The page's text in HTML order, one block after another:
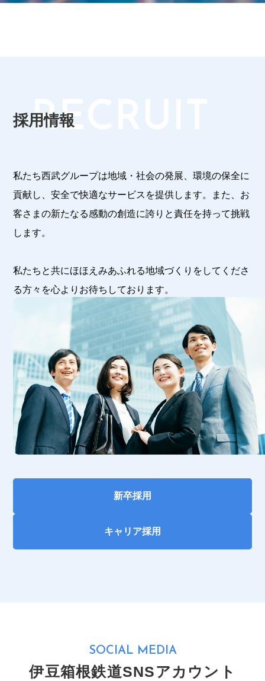
令和8年8月8日を記念した「8並び記念券セット」発売
採用情報
RECRUIT
私たち西武グループは地域・社会の発展、環境の保全に
貢献し、安全で快適なサービスを提供します。また、お
客さまの新たなる感動の創造に誇りと責任を持って挑戦
します。
私たちと共にほほえみあふれる地域づくりをしてくださ
る方々を心よりお待ちしております。
新卒採用
キャリア採用
SOCIAL MEDIA
伊豆箱根鉄道SNSアカウント